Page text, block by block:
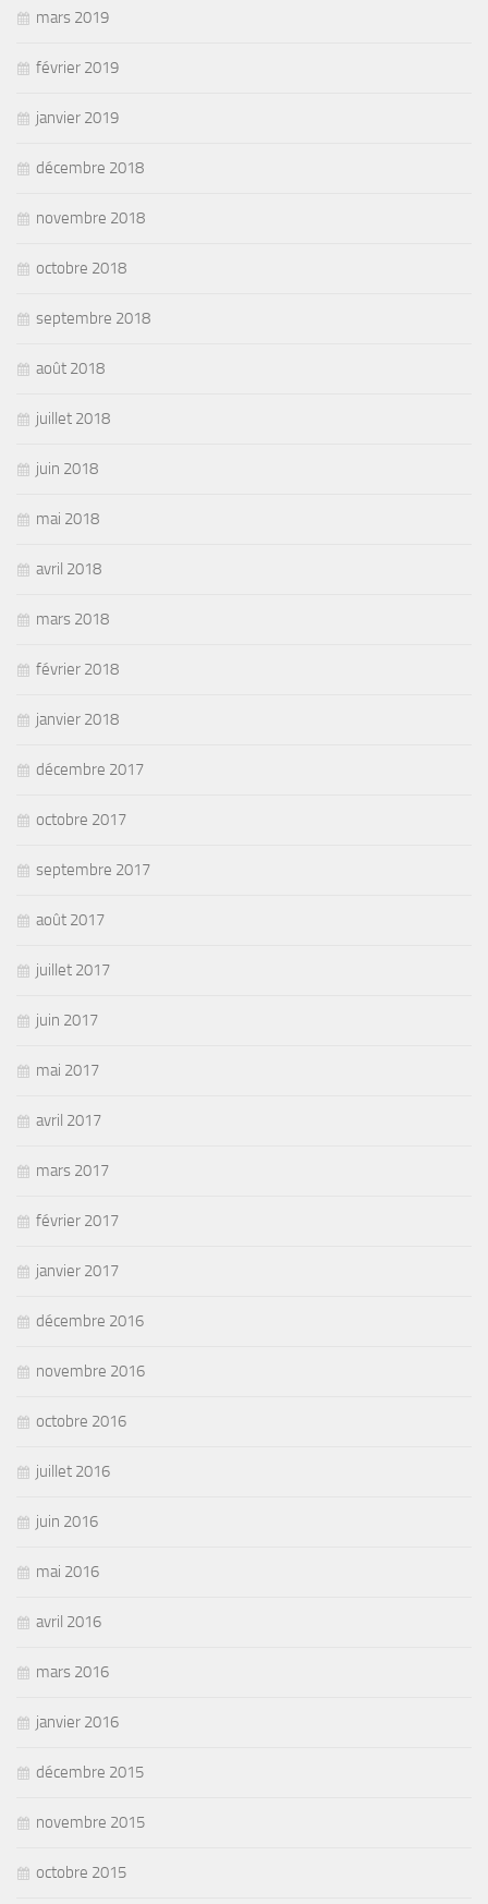
mars 2019
février 2019
janvier 2019
décembre 2018
novembre 2018
octobre 2018
septembre 2018
août 2018
juillet 2018
juin 2018
mai 2018
avril 2018
mars 2018
février 2018
janvier 2018
décembre 2017
octobre 2017
septembre 2017
août 2017
juillet 2017
juin 2017
mai 2017
avril 2017
mars 2017
février 2017
janvier 2017
décembre 2016
novembre 2016
octobre 2016
juillet 2016
juin 2016
mai 2016
avril 2016
mars 2016
janvier 2016
décembre 2015
novembre 2015
octobre 2015